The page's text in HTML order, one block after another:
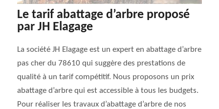
Le tarif abattage d’arbre proposé
par JH Elagage
La société JH Elagage est un expert en abattage d’arbre
pas cher du 78610 qui suggère des prestations de
qualité à un tarif compétitif. Nous proposons un prix
abattage d’arbre qui est accessible à tous les budgets.
Pour réaliser les travaux d’abattage d’arbre de nos